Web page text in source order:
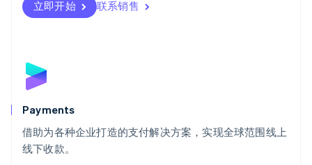
立即开始 联系销售
Payments
借助为各种企业打造的支付解决方案，实现全球范围线上
线下收款。
瑞士
DeutschFrançais
English
斯洛文尼亚
泰国
ไทยEnglish
希腊
English